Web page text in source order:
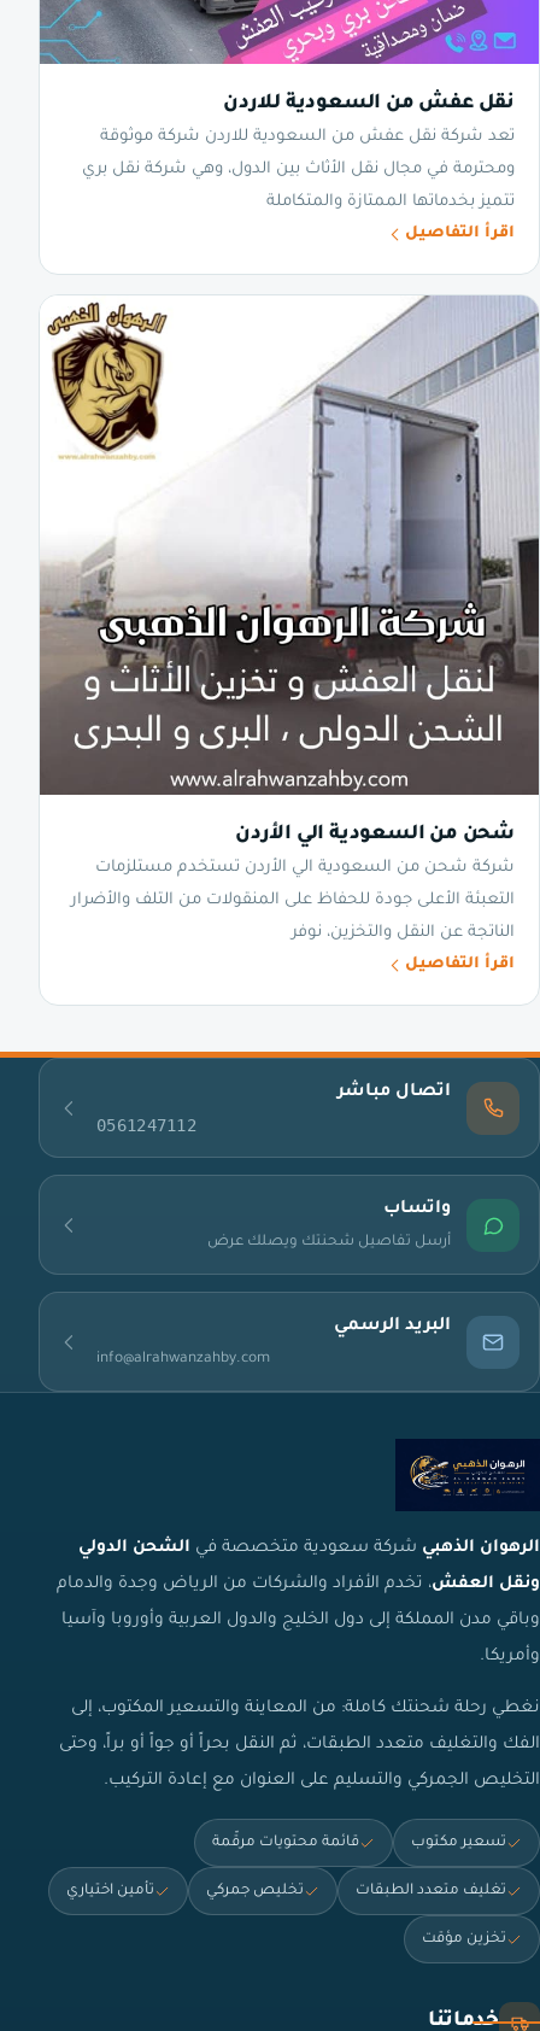
نقل عفش من السعودية للاردن
تعد شركة نقل عفش من السعودية للاردن شركة موثوقة
ومحترمة في مجال نقل الأثاث بين الدول، وهي شركة نقل بري
تتميز بخدماتها الممتازة والمتكاملة
اقرأ التفاصيل
شحن من السعودية الي الأردن
شركة شحن من السعودية الي الأردن تستخدم مستلزمات
التعبئة الأعلى جودة للحفاظ على المنقولات من التلف والأضرار
الناتجة عن النقل والتخزين، نوفر
اقرأ التفاصيل
اتصال مباشر
0561247112
واتساب
أرسل تفاصيل شحنتك ويصلك عرض
البريد الرسمي
info@alrahwanzahby.com
الرهوان الذهبي شركة سعودية متخصصة في الشحن الدولي
ونقل العفش، تخدم الأفراد والشركات من الرياض وجدة والدمام
وباقي مدن المملكة إلى دول الخليج والدول العربية وأوروبا وآسيا
وأمريكا.
نغطي رحلة شحنتك كاملة: من المعاينة والتسعير المكتوب، إلى
الفك والتغليف متعدد الطبقات، ثم النقل بحراً أو جواً أو براً، وحتى
التخليص الجمركي والتسليم على العنوان مع إعادة التركيب.
تسعير مكتوب قائمة محتويات مرقّمة
تغليف متعدد الطبقات تخليص جمركي تأمين اختياري
تخزين مؤقت
خدماتنا